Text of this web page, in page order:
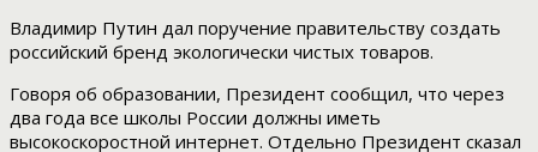
Владимир Путин дал поручение правительству создать
российский бренд экологически чистых товаров.
Говоря об образовании, Президент сообщил, что через
два года все школы России должны иметь
высокоскоростной интернет. Отдельно Президент сказал